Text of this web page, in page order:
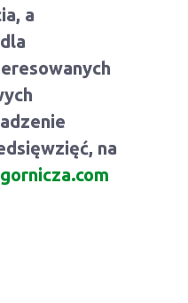
a
na